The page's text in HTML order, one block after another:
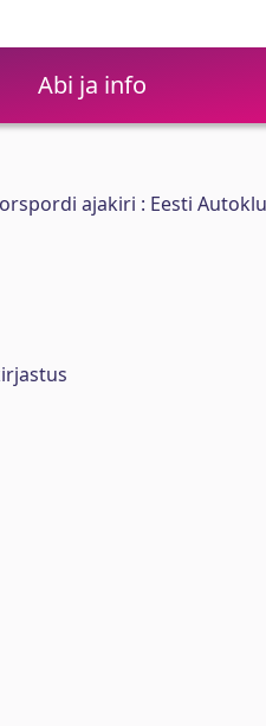
Abi ja info
ajakiri : Eesti